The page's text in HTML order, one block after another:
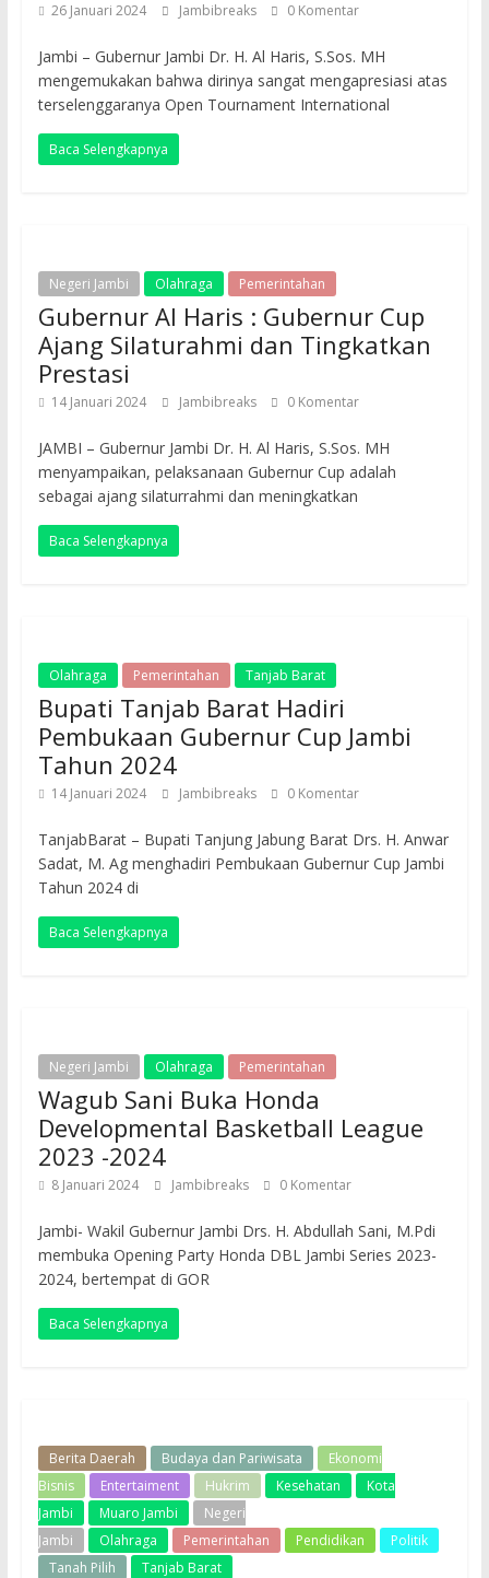
26 Januari 2024 Jambibreaks 0 Komentar
Jambi – Gubernur Jambi Dr. H. Al Haris, S.Sos. MH
mengemukakan bahwa dirinya sangat mengapresiasi atas
terselenggaranya Open Tournament International
Baca Selengkapnya
Negeri Jambi Olahraga Pemerintahan
Gubernur Al Haris : Gubernur Cup
Ajang Silaturahmi dan Tingkatkan
Prestasi
14 Januari 2024 Jambibreaks 0 Komentar
JAMBI – Gubernur Jambi Dr. H. Al Haris, S.Sos. MH
menyampaikan, pelaksanaan Gubernur Cup adalah
sebagai ajang silaturrahmi dan meningkatkan
Baca Selengkapnya
Olahraga Pemerintahan Tanjab Barat
Bupati Tanjab Barat Hadiri
Pembukaan Gubernur Cup Jambi
Tahun 2024
14 Januari 2024 Jambibreaks 0 Komentar
TanjabBarat – Bupati Tanjung Jabung Barat Drs. H. Anwar
Sadat, M. Ag menghadiri Pembukaan Gubernur Cup Jambi
Tahun 2024 di
Baca Selengkapnya
Negeri Jambi Olahraga Pemerintahan
Wagub Sani Buka Honda
Developmental Basketball League
2023 -2024
8 Januari 2024 Jambibreaks 0 Komentar
Jambi- Wakil Gubernur Jambi Drs. H. Abdullah Sani, M.Pdi
membuka Opening Party Honda DBL Jambi Series 2023-
2024, bertempat di GOR
Baca Selengkapnya
Berita Daerah Budaya dan Pariwisata
Ekonomi
Bisnis
Entertaiment Hukrim Kesehatan
Kota
Jambi
Muaro Jambi
Negeri
Jambi
Olahraga Pemerintahan Pendidikan
Politik
Tanah Pilih
Tanjab Barat